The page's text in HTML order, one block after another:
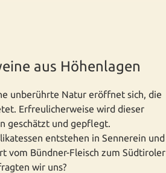
aus Höhenlagen
unberührte Natur eröffnet sich, die
Erfreulicherweise wird dieser
geschätzt und gepflegt.
entstehen in Sennerein und
vom Bündner-Fleisch zum Südtiroler
wir uns?